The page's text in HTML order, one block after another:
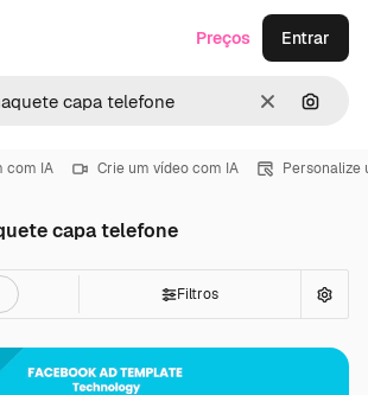
Limpar
Preços Entrar
com IA Crie um vídeo com IA Personalize
capa telefone
Filtros